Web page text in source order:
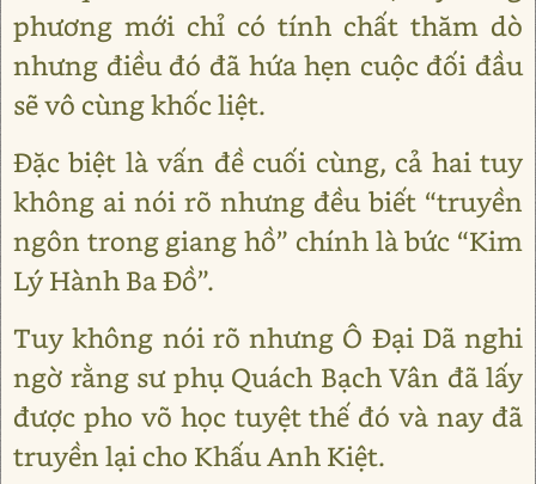
phương mới chỉ có tính chất thăm dò
nhưng điều đó đã hứa hẹn cuộc đối đầu
sẽ vô cùng khốc liệt.
Đặc biệt là vấn đề cuối cùng, cả hai tuy
không ai nói rõ nhưng đều biết “truyền
ngôn trong giang hồ” chính là bức “Kim
Lý Hành Ba Đồ”.
Tuy không nói rõ nhưng Ô Đại Dã nghi
ngờ rằng sư phụ Quách Bạch Vân đã lấy
được pho võ học tuyệt thế đó và nay đã
truyền lại cho Khấu Anh Kiệt.